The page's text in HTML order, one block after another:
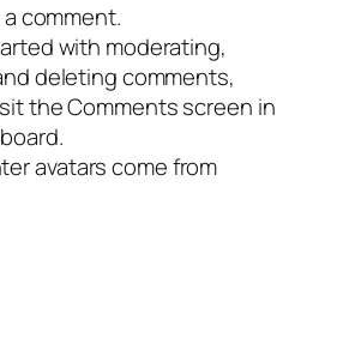
comment.
with moderating,
deleting comments,
the Comments screen in
avatars come from